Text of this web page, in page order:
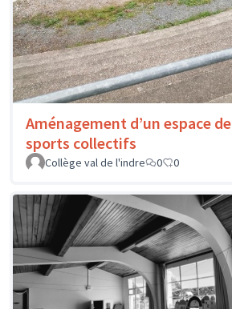
Aménagement d’un espace de
sports collectifs
Collège val de l'indre
0 0